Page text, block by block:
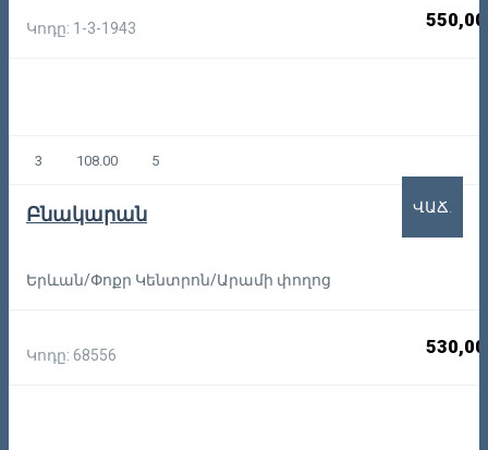
Կոդը: 1-3-1943
3 108.00 5
Բնակարան
Երևան/Փոքր Կենտրոն/Արամի փողոց
Կոդը: 68556
ՎԱՃ.